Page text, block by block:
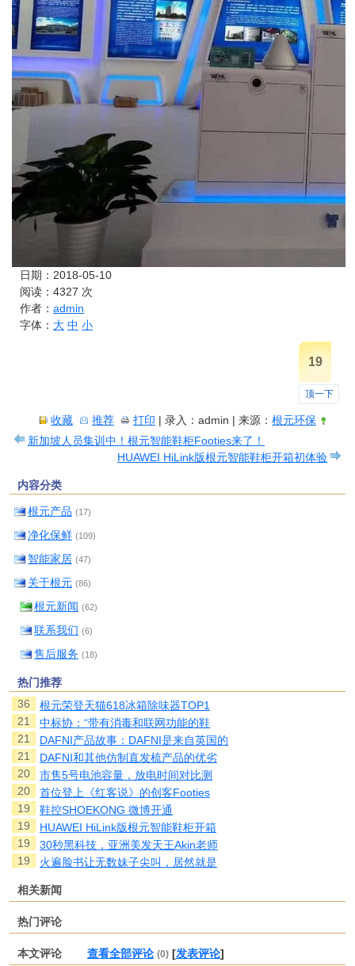
日期：2018-05-10
阅读： 4327 次
作者： admin
字体： 大 中 小
19
顶一下
收藏 推荐 打印 | 录入：admin | 来源： 根元环保
新加坡人员集训中！根元智能鞋柜Footies来了！
HUAWEI HiLink版根元智能鞋柜开箱初体验
内容分类
根元产品 (17)
净化保鲜 (109)
智能家居 (47)
关于根元 (86)
根元新闻 (62)
联系我们 (6)
售后服务 (18)
热门推荐
36
根元荣登天猫618冰箱除味器TOP1
21
中标协：“带有消毒和联网功能的鞋
21
DAFNI产品故事：DAFNI是来自英国的
21
DAFNI和其他仿制直发梳产品的优劣
20
市售5号电池容量，放电时间对比测
20
首位登上《红客说》的创客Footies
19
鞋控SHOEKONG 微博开通
19
HUAWEI HiLink版根元智能鞋柜开箱
19
30秒黑科技，亚洲美发天王Akin老师
19
火遍脸书让无数妹子尖叫，居然就是
相关新闻
热门评论
本文评论 查看全部评论 (0) [发表评论]